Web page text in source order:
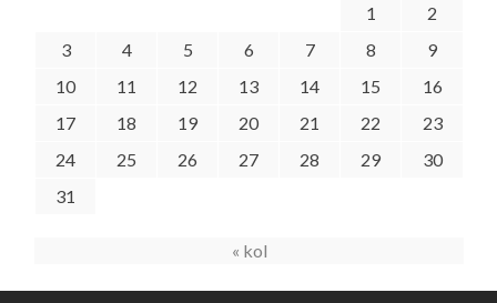
1
2
3
4 5 6 7 8
9
10
11 12 13 14 15
16
17
18 19 20 21 22
23
24
25 26 27 28 29
30
31
« kol